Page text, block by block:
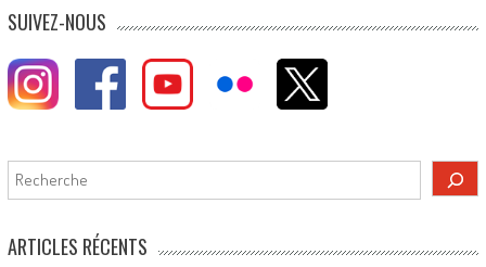
SUIVEZ-NOUS
Rechercher
ARTICLES RÉCENTS